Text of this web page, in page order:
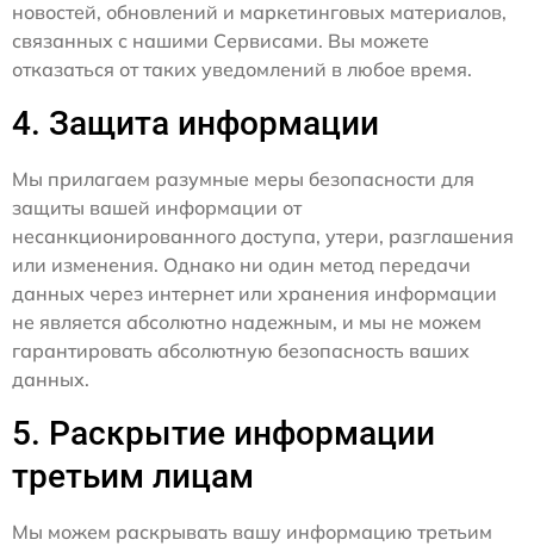
новостей, обновлений и маркетинговых материалов,
связанных с нашими Сервисами. Вы можете
отказаться от таких уведомлений в любое время.
4. Защита информации
Мы прилагаем разумные меры безопасности для
защиты вашей информации от
несанкционированного доступа, утери, разглашения
или изменения. Однако ни один метод передачи
данных через интернет или хранения информации
не является абсолютно надежным, и мы не можем
гарантировать абсолютную безопасность ваших
данных.
5. Раскрытие информации
третьим лицам
Мы можем раскрывать вашу информацию третьим